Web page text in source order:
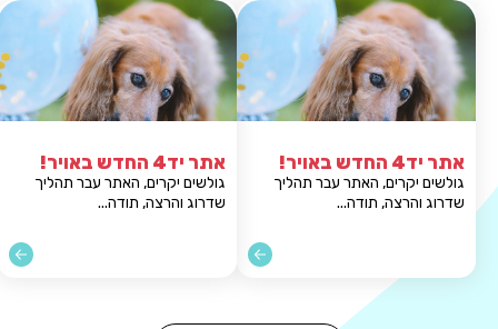
אתר יד4 החדש באויר!
גולשים יקרים, האתר עבר תהליך
שדרוג והרצה, תודה...
אתר יד4 החדש באויר!
גולשים יקרים,